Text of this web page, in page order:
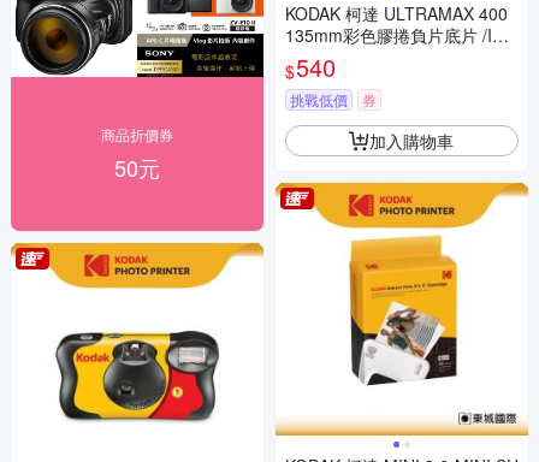
商品折價券
50元
KODAK 柯達 ULTRAMAX 400
135mm彩色膠捲負片底片 /ISO
400 36張
$540
挑戰低價 券
加入購物車